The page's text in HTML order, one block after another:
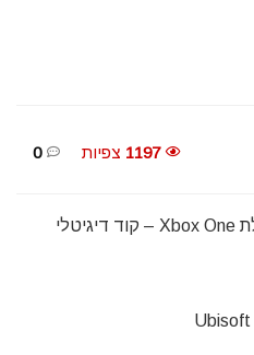
1197 צפיות 0
משחק Watch Dogs 2 לקונסולת Xbox One – קוד דיגיטלי